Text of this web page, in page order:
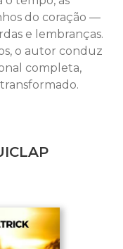
do coração —
e lembranças.
o autor conduz
completa,